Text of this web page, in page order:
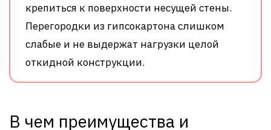
крепиться к поверхности несущей стены.
Перегородки из гипсокартона слишком
слабые и не выдержат нагрузки целой
откидной конструкции.
В чем преимущества и